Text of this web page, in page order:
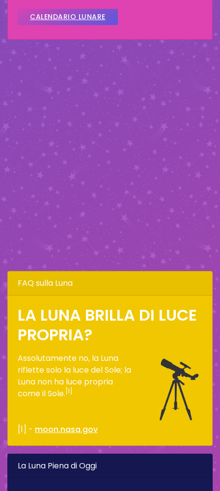
CALENDARIO LUNARE
FAQ sulla Luna
LA LUNA BRILLA DI LUCE
PROPRIA?
Assolutamente no, la Luna
riflette solo la luce del Sole; la
Luna non ha luce propria
come il Sole. [1]
[1] - moon.nasa.gov
La Luna Piena di Oggi